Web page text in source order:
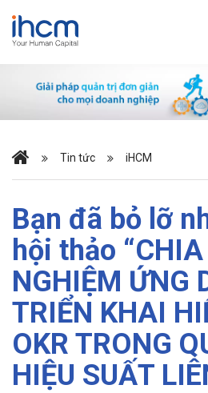
Tin tức iHCM
Bạn đã bỏ lỡ
hội thảo
NGHIỆM ỨNG
TRIỂN KHAI
OKR TRONG
HIỆU SUẤT